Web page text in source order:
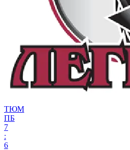
ТЮМ
ПБ
7
:
6